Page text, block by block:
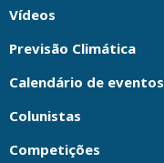
Vídeos
Previsão Climática
Calendário de eventos
Colunistas
Competições